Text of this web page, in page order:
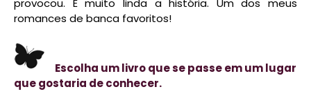
provocou. É muito linda a história. Um dos meus
romances de banca favoritos!
Escolha um livro que se passe em um lugar
que gostaria de conhecer.